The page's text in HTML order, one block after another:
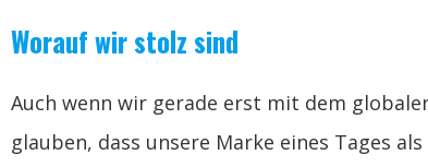
Worauf wir stolz sind
Auch wenn wir gerade erst mit dem
glauben, dass unsere Marke eines Tages